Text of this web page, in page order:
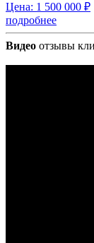
Цена: 1 500 000 ₽
подробнее
Видео отзывы